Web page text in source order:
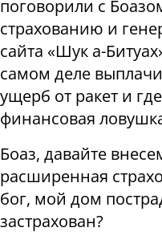
поговорили с
страхованию и
сайта «Шук а-
самом деле
ущерб от ракет и
финансовая
Боаз, давайте
расширенная
бог, мой дом
застрахован?